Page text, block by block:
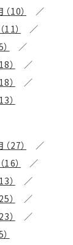
10）
11）
）
）
）
27）
16）
）
）
）